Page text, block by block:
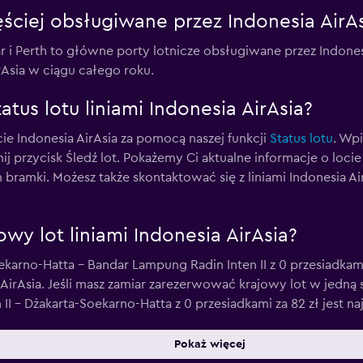
obsługiwane przez Indonesia
i Perth to główne porty lotnicze obsługiwane przez
w ciągu całego roku.
lotu liniami Indonesia AirAsia?
Indonesia AirAsia za pomocą naszej funkcji Status lotu.
przycisk Śledź lot. Pokażemy Ci aktualne informacje o locie
Możesz także skontaktować się z liniami Indonesia
lot liniami Indonesia AirAsia?
Hatta - Bandar Lampung Radin Inten II z 0
Jeśli masz zamiar zarezerwować krajowy lot w
- Dżakarta-Soekarno-Hatta z 0 przesiadkami za 82 zł jest
Pokaż więcej